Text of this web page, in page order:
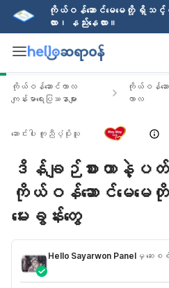
ကိုယ်ဝန်ဆောင်မေမေတို့ ရှိသင့်တဲ့
လား၊ နည်းနေလား။
ကိုယ်ဝန်ဆောင်ကာလ
ကျန်းမာရေးပြဿနာများ
ကိုယ်ဝန်ဆေ
ကာလ
ဆောင်းပါး ကူညီပံ့ပိုးသူ
ဒိန်ချဉ်စားတာနဲ့ပ
ကိုယ်ဝန်ဆောင်မေမေ
မေးခွန်းတွေ
Hello Sayarwon Panelမှ ဆေးစ